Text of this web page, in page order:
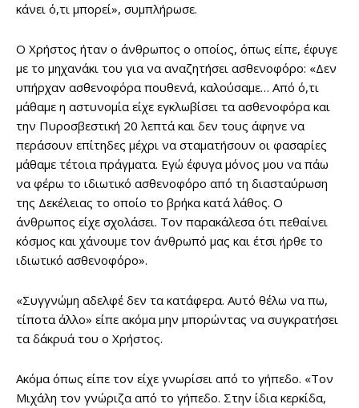
κάνει ό,τι μπορεί», συμπλήρωσε.
Ο Χρήστος ήταν ο άνθρωπος ο οποίος, όπως είπε, έφυγε
με το μηχανάκι του για να αναζητήσει ασθενοφόρο: «Δεν
υπήρχαν ασθενοφόρα πουθενά, καλούσαμε… Από ό,τι
μάθαμε η αστυνομία είχε εγκλωβίσει τα ασθενοφόρα και
την Πυροσβεστική 20 λεπτά και δεν τους άφηνε να
περάσουν επίτηδες μέχρι να σταματήσουν οι φασαρίες
μάθαμε τέτοια πράγματα. Εγώ έφυγα μόνος μου να πάω
να φέρω το ιδιωτικό ασθενοφόρο από τη διασταύρωση
της Δεκέλειας το οποίο το βρήκα κατά λάθος. Ο
άνθρωπος είχε σχολάσει. Τον παρακάλεσα ότι πεθαίνει
κόσμος και χάνουμε τον άνθρωπό μας και έτσι ήρθε το
ιδιωτικό ασθενοφόρο».
«Συγγνώμη αδελφέ δεν τα κατάφερα. Αυτό θέλω να πω,
τίποτα άλλο» είπε ακόμα μην μπορώντας να συγκρατήσει
τα δάκρυά του ο Χρήστος.
Ακόμα όπως είπε τον είχε γνωρίσει από το γήπεδο. «Τον
Μιχάλη τον γνώριζα από το γήπεδο. Στην ίδια κερκίδα,